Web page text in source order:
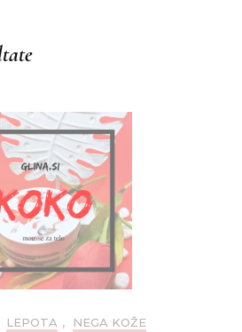
LEPOTA , NEGA KOŽE